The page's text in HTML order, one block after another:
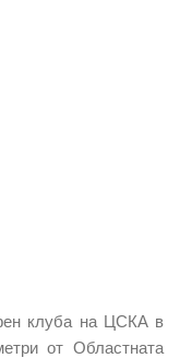
клуба на ЦСКА в
от Областната